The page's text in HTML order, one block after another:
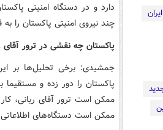
دارد و در دستگاه امنیتی
چند نیروی امنیتی پاکستان را
پاکستان چه نقشی در ترور آقای
جمشیدی: برخی تحلیل‌ها بر
پاکستان را دور زده و
ممکن است ترور آقای ربانی،
ممکن است دستگاه‌های